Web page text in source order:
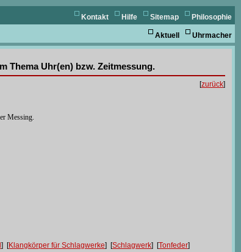
Philosophie
Sitemap
Hilfe
Kontakt
Uhrmacher
Aktuell
Thema Uhr(en) bzw. Zeitmessung.
[zurück]
Messing.
] [Klangkörper für Schlagwerke] [Schlagwerk] [Tonfeder]